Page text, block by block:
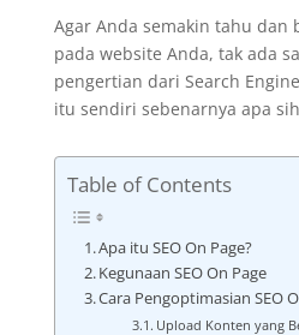
Agar Anda semakin tahu dan
pada website Anda, tak ada
pengertian dari Search
itu sendiri sebenarnya apa
Table of Contents
Apa itu SEO On Page?
Kegunaan SEO On Page
Cara Pengoptimasian SEO
Upload Konten yang